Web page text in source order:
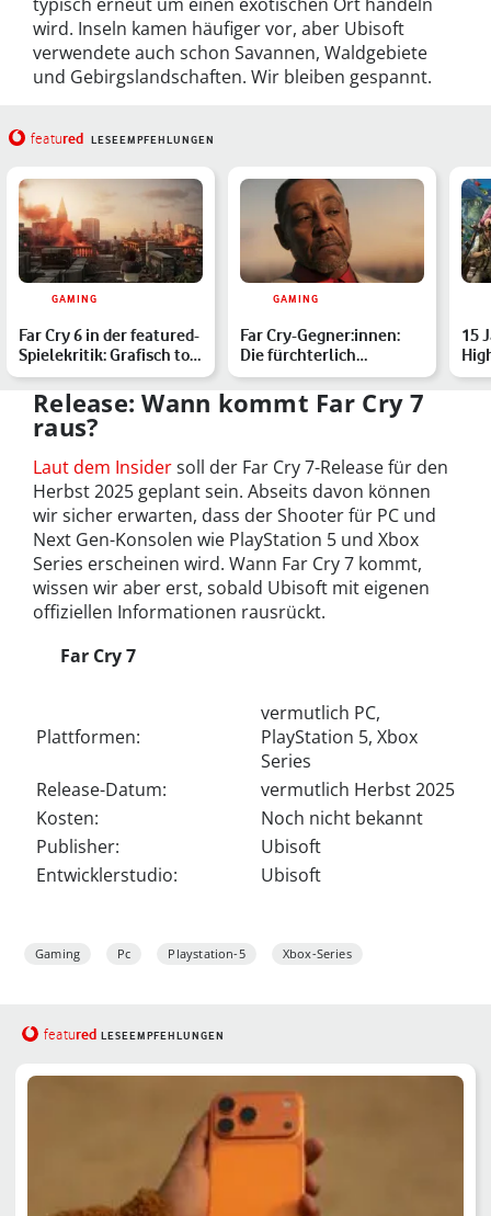
wird. Inseln kamen häufiger vor, aber Ubisoft
verwendete auch schon Savannen, Waldgebiete
und Gebirgslandschaften. Wir bleiben gespannt.
featured LESEEMPFEHLUNGEN
GAMING
Far Cry 6 in der featured-
Spielekritik: Grafisch top,
aber sonst …
GAMING
Far Cry-Gegner:innen:
Die fürchterlich
charismatischen
Bösewichte…
15
Release: Wann kommt Far Cry 7
raus?
Laut dem Insidersoll der Far Cry 7-Release für den
Herbst 2025 geplant sein. Abseits davon können
wir sicher erwarten, dass der Shooter für PC und
Next Gen-Konsolen wie PlayStation 5 und Xbox
Series erscheinen wird. Wann Far Cry 7 kommt,
wissen wir aber erst, sobald Ubisoft mit eigenen
offiziellen Informationen rausrückt.
Far Cry 7
Plattformen:
vermutlich PC,
PlayStation 5, Xbox
Series
Release-Datum:
vermutlich Herbst 2025
Kosten:
Noch nicht bekannt
Publisher:
Ubisoft
Entwicklerstudio:
Ubisoft
Gaming Pc Playstation-5 Xbox-Series
featured LESEEMPFEHLUNGEN